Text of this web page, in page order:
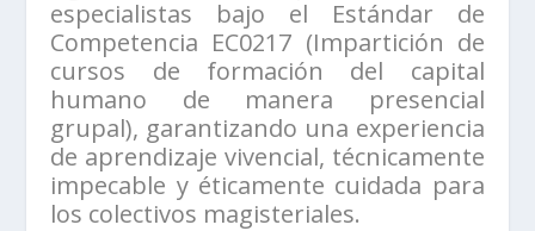
especialistas bajo el Estándar de
Competencia EC0217 (Impartición de
cursos de formación del capital
humano de manera presencial
grupal), garantizando una experiencia
de aprendizaje vivencial, técnicamente
impecable y éticamente cuidada para
los colectivos magisteriales.